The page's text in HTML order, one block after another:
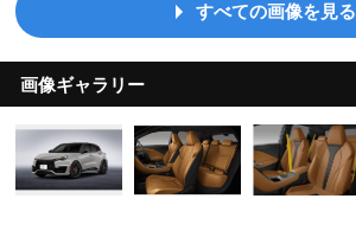
すべての画像を見る
画像ギャラリー